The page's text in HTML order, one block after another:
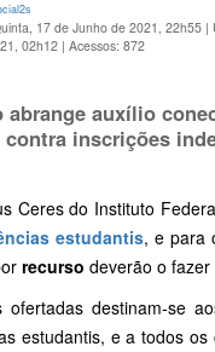
17 de Junho de 2021, 22h55 |
02h12 | Acessos: 872
abrange auxílio
contra inscrições
Ceres do Instituto
estudantis, e para
recurso deverão o fazer
ofertadas destinam-se
estudantis, e a todos